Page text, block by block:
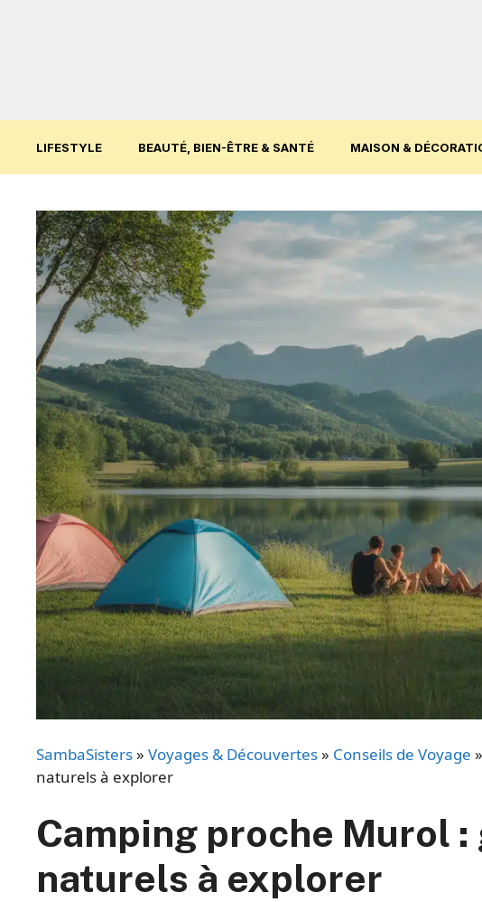
LIFESTYLE BEAUTÉ, BIEN-ÊTRE & SANTÉ MAISON &
SambaSisters» Voyages & Découvertes» Conseils de Voyage »
naturels à explorer
Camping proche Murol
naturels à explorer